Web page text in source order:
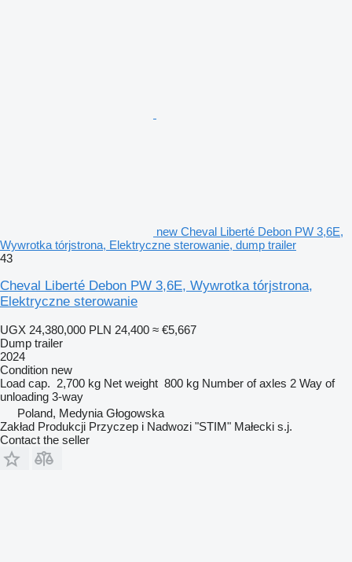
new Cheval Liberté Debon PW 3,6E,
Wywrotka tórjstrona, Elektryczne sterowanie, dump trailer
43
Cheval Liberté Debon PW 3,6E, Wywrotka tórjstrona,
Elektryczne sterowanie
UGX 24,380,000 PLN 24,400 ≈ €5,667
Dump trailer
2024
Condition new
Load cap. 2,700 kg Net weight 800 kg Number of axles 2 Way of
unloading 3-way
Poland, Medynia Głogowska
Zakład Produkcji Przyczep i Nadwozi "STIM" Małecki s.j.
Contact the seller